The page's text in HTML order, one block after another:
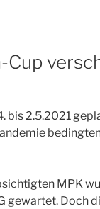
Cup
bis 2.5.2021
MPK
gewartet. Doch